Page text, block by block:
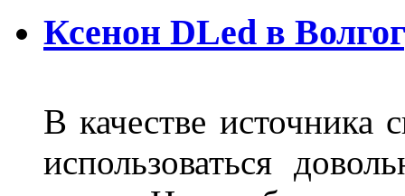
Ксенон DLed в
В качестве источника
использоваться